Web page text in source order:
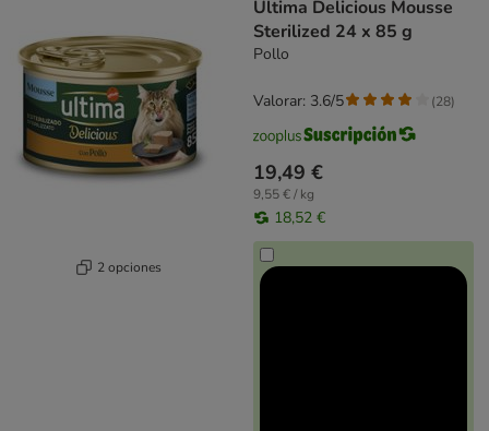
2 opciones
Ultima Delicious Mousse
Sterilized 24 x 85 g
Pollo
19,49 €
9,55 € / kg
18,52 €
Valorar: 3.6/5 (28)